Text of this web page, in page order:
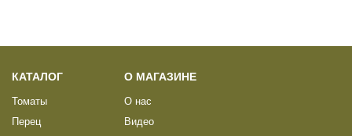
КАТАЛОГ
Томаты
Перец
О МАГАЗИНЕ
О нас
Видео